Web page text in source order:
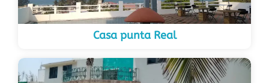
Casa punta Real